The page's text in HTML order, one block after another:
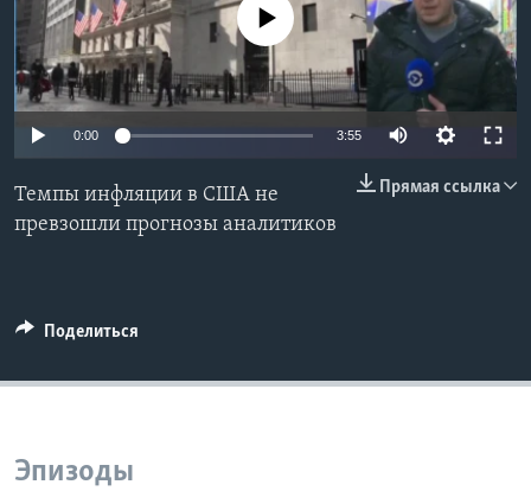
Learning English
СОЦИАЛЬНЫЕ СЕТИ
Языки
No media source currently available
0:00 3:55
Прямая ссылка
Темпы инфляции в США не
превзошли прогнозы аналитиков
Поделиться
Эпизоды